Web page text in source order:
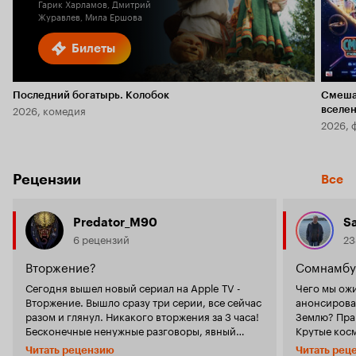
Билеты
Гарик Харламов, Дмитрий
Журавлев, Мила Ершова
Последний богатырь. Колобок
2026, комедия
2026,
Рецензии Все
Predator_M90
6 рецензий
Вторжение?
Сегодня вышел новый сериал на Apple TV -
Вторжение. Вышло сразу три серии, все сейчас
разом и глянул. Никакого вторжения за 3 часа!
Бесконечные ненужные разговоры, явный
акцент на ЛГБТ, все мужики никчёмные тряпки.
Читать рецензию
Чего мы
Землю?
Крутые
где-
Читать